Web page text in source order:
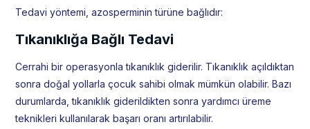
Tedavi yöntemi, azosperminin türüne bağlıdır:
Tıkanıklığa Bağlı Tedavi
Cerrahi bir operasyonla tıkanıklık giderilir. Tıkanıklık açıldıktan
sonra doğal yollarla çocuk sahibi olmak mümkün olabilir. Bazı
durumlarda, tıkanıklık giderildikten sonra yardımcı üreme
teknikleri kullanılarak başarı oranı artırılabilir.